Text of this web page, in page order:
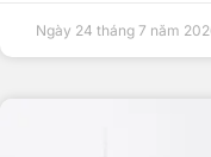
Ngày 24 tháng 7 năm